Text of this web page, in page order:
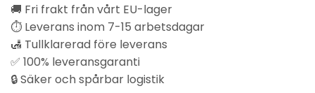
🚚 Fri frakt från vårt EU-lager
⏱️ Leverans inom 7-15 arbetsdagar
🛃 Tullklarerad före leverans
✅ 100% leveransgaranti
🔒 Säker och spårbar logistik